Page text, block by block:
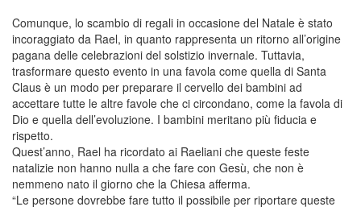
Comunque, lo scambio di regali in occasione del Natale è stato
incoraggiato da Rael, in quanto rappresenta un ritorno all’origine
pagana delle celebrazioni del solstizio invernale. Tuttavia,
trasformare questo evento in una favola come quella di Santa
Claus è un modo per preparare il cervello dei bambini ad
accettare tutte le altre favole che ci circondano, come la favola di
Dio e quella dell’evoluzione. I bambini meritano più fiducia e
rispetto.
Quest’anno, Rael ha ricordato ai Raeliani che queste feste
natalizie non hanno nulla a che fare con Gesù, che non è
nemmeno nato il giorno che la Chiesa afferma.
“Le persone dovrebbe fare tutto il possibile per riportare queste